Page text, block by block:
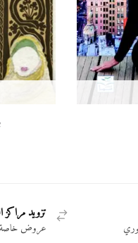
تزويد مراكز
عروض خاصة